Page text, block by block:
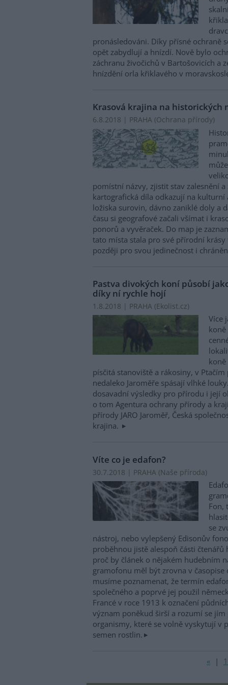
pronásledováni. Díky přísné ochraně
opět zabydlují a hnízdí. Nově bylo
záchranu živočichů v Bartošovicích a
hnízdění orla křiklavého v
Krasová krajina na historických
6.8.2018 | PRAHA (Ochrana přírody)
pomístní názvy, zjistit stav zalesnění
kartografická díla odkazují na
ložiska surovin, dávno zaniklé doly a
času si geografové začali všímat i
ponorů a vyvěraček. Do map je
tato místa stala pro své přírodní
později pro svou jedinečnost i
Pastva divokých koní působí
díky ní rychle hojí
1.8.2018 | PRAHA (Ekolist.cz)
Více
písčitá stanoviště a rákosiny, v Ptačím
nedaleko Jaroměře spásají vlhké
dosavadní výsledky pro přírodu i její
o tom Agentura ochrany přírody a
přírody JARO Jaroměř, Česká
krajina.
Víte co je edafon?
30.7.2018 | PRAHA (Naše příroda)
Fon,
se
nástroj, nebo vylepšený Edisonův
proběhnou jistě alespoň části čtenářů
proč by článek o nějakém hudebním
gramofonu měl být zrovna v
musíme poznamenat, že termín
společného a poprvé jej použil
Francé v roce 1913 k označení
význam poněkud širší a rozumí se
organismy, které se volně vyskytují v
semen rostlin.
« | 1